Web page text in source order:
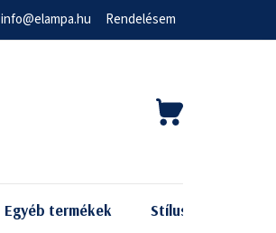
info@elampa.hu Rendelésem
KOSÁR
Egyéb termékek Stílus szerint